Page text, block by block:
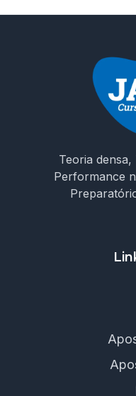
Teoria
Performance